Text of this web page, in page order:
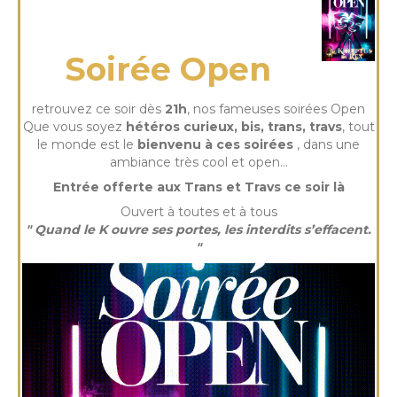
Soirée Open
retrouvez ce soir dès 21h, nos fameuses soirées Open
Que vous soyez hétéros curieux, bis, trans, travs, tout
le monde est le bienvenu à ces soirées , dans une
ambiance très cool et open…
Entrée offerte aux Trans et Travs ce soir là
Ouvert à toutes et à tous
" Quand le K ouvre ses portes, les interdits s’effacent.
"